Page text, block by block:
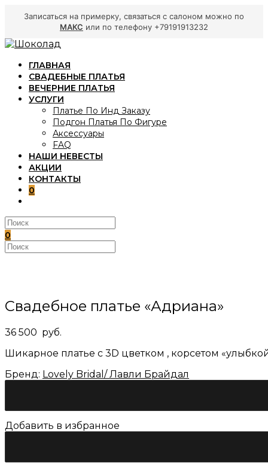
Записаться на примерку, связаться с салоном можно по
МАКС или по телефону +79191913232
Перейти
содержимому
ГЛАВНАЯ
СВАДЕБНЫЕ ПЛАТЬЯ
ВЕЧЕРНИЕ ПЛАТЬЯ
УСЛУГИ
Платье По Инд Заказу
Подгон Платья По Фигуре
Аксессуары
FAQ
НАШИ НЕВЕСТЫ
АКЦИИ
КОНТАКТЫ
0
ПО
ВЕБ-
САЙТУ
0
Поиск
на
Свадебное платье «Адриана»
36 500 руб.
Шикарное платье с 3D цветком , корсетом
Бренд: Lovely Bridal/ Лавли Брайдал
Добавить в избранное
Свадебное